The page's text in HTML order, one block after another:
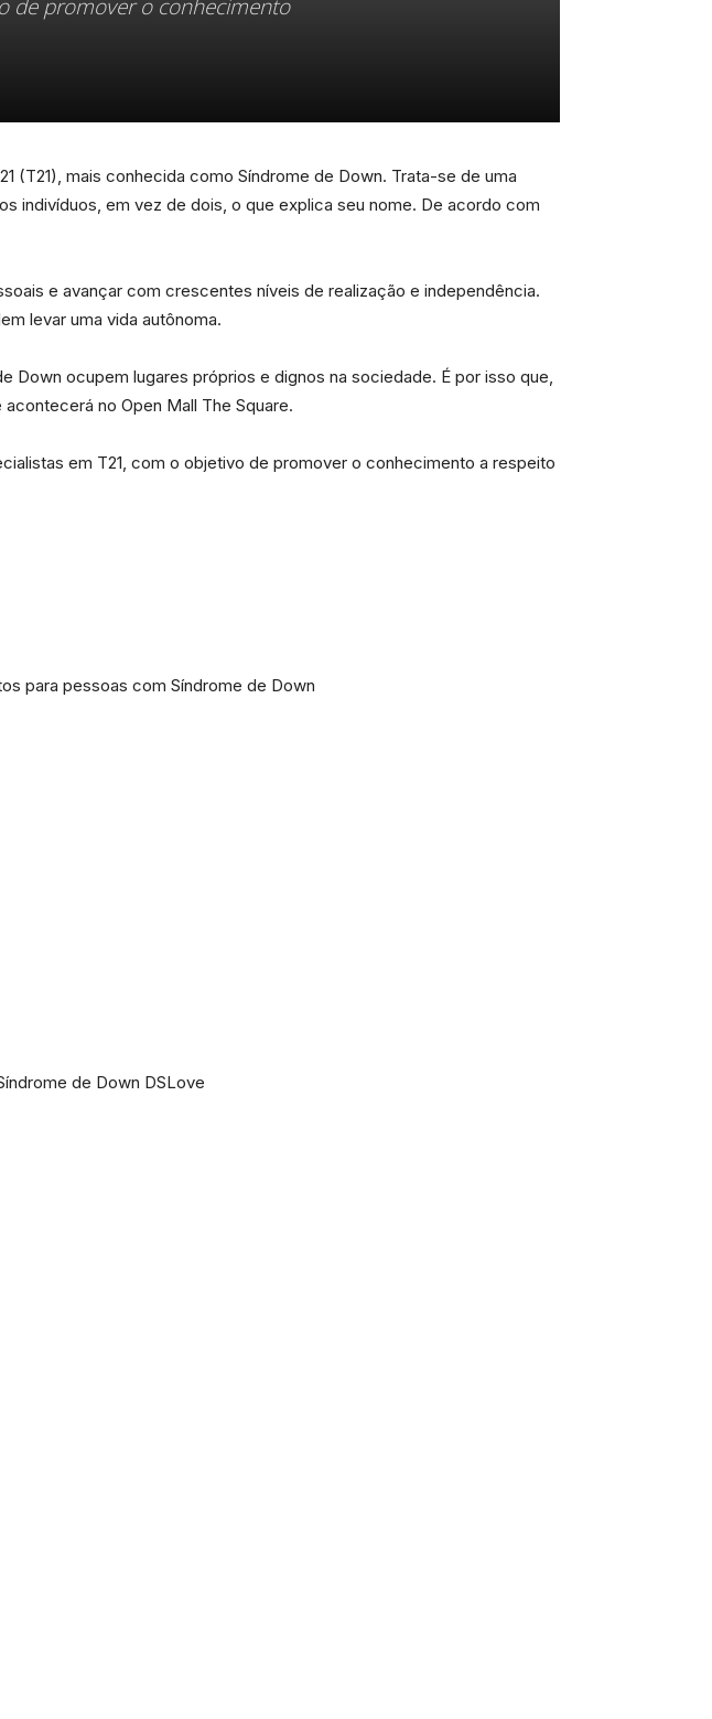
de promover o conhecimento
(T21), mais conhecida como Síndrome de Down. Trata-se de uma
indivíduos, em vez de dois, o que explica seu nome. De acordo com
e avançar com crescentes níveis de realização e independência.
levar uma vida autônoma.
ocupem lugares próprios e dignos na sociedade. É por isso que,
no Open Mall The Square.
em T21, com o objetivo de promover o conhecimento a respeito
para pessoas com Síndrome de Down
de Down DSLove